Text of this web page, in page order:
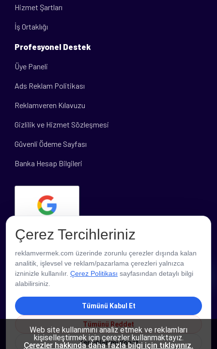
Hizmet Şartları
İş Ortaklığı
Profesyonel Destek
Üye Paneli
Ads Reklam Politikası
Reklamveren Kılavuzu
Gizlilik ve Hizmet Sözleşmesi
Güvenli Ödeme Sayfası
Banka Hesap Bilgileri
PROFESYONEL DESTEK
Çerez Tercihleriniz
reklamvermek.com üzerinde zorunlu çerezler dışında kalan
analitik, işlevsel ve reklam/pazarlama çerezleri yalnızca
izninizle kullanılır. Çerez Politikası sayfasından detaylı bilgi
alabilirsiniz.
Tümünü Kabul Et
Tümünü Reddet
Tercihlerimi Yönet
Web site kullanımını analiz etmek ve reklamları
kişiselleştirmek için çerezler kullanmaktayız.
Çerezler hakkında daha fazla bilgi için tıklayınız.